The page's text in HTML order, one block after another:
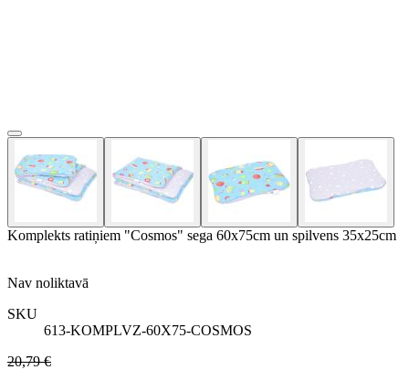
Komplekts ratiņiem "Cosmos" sega 60x75cm un spilvens 35x25cm
Nav noliktavā
SKU
613-KOMPLVZ-60X75-COSMOS
20,79 €